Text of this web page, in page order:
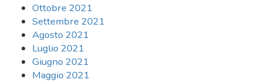
Ottobre 2021
Settembre 2021
Agosto 2021
Luglio 2021
Giugno 2021
Maggio 2021